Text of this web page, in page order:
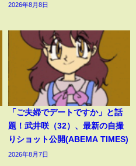
2026年8月8日
「ご夫婦でデートですか」と話
題！武井咲（32）、最新の自撮
りショット公開(ABEMA TIMES)
2026年8月7日